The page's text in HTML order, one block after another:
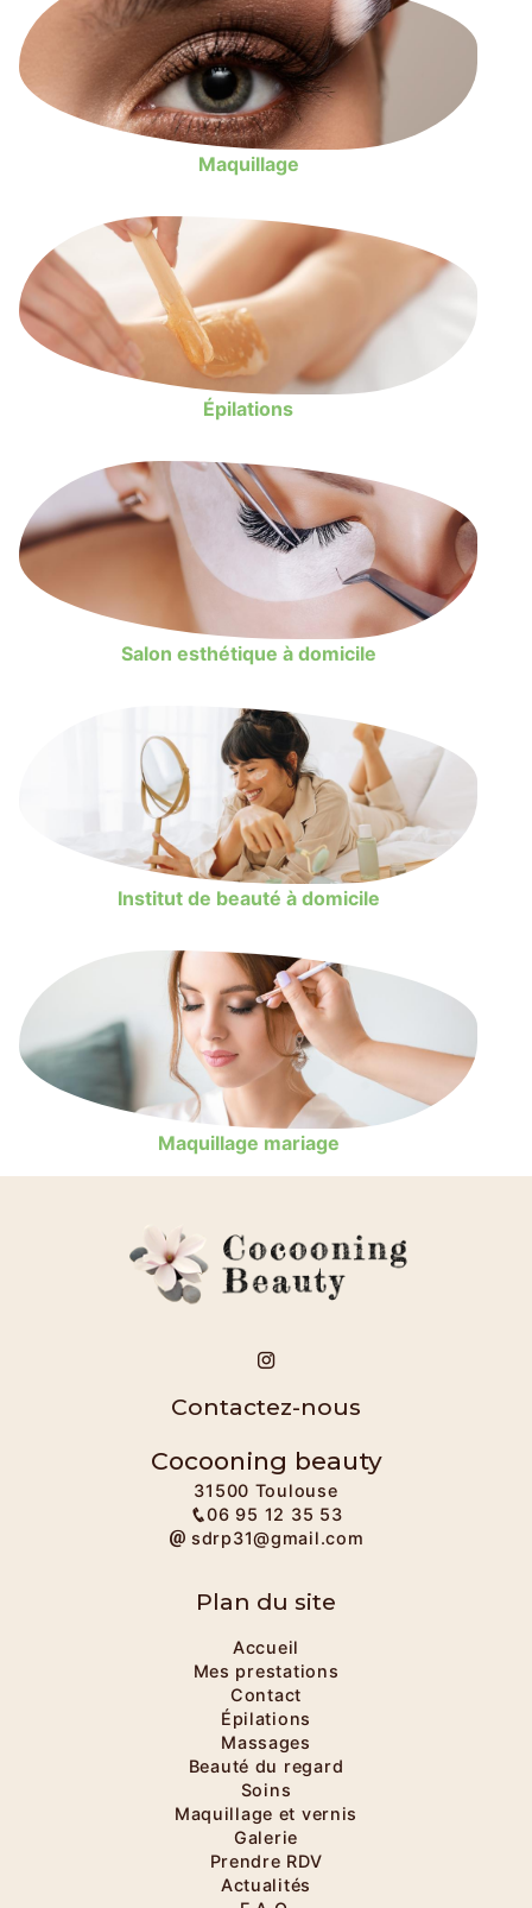
Maquillage
Épilations
Salon esthétique à domicile
Institut de beauté à domicile
Maquillage mariage
Contactez-nous
Cocooning beauty
31500 Toulouse
06 95 12 35 53
sdrp31@gmail.com
Plan du site
Accueil
Mes prestations
Contact
Épilations
Massages
Beauté du regard
Soins
Maquillage et vernis
Galerie
Prendre RDV
Actualités